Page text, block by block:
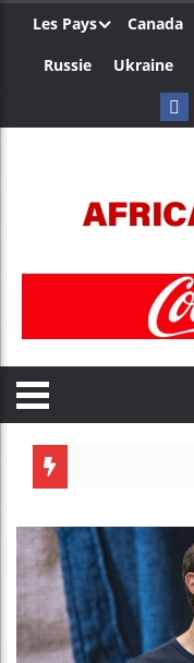
Les Pays Canada
Russie
Ukraine